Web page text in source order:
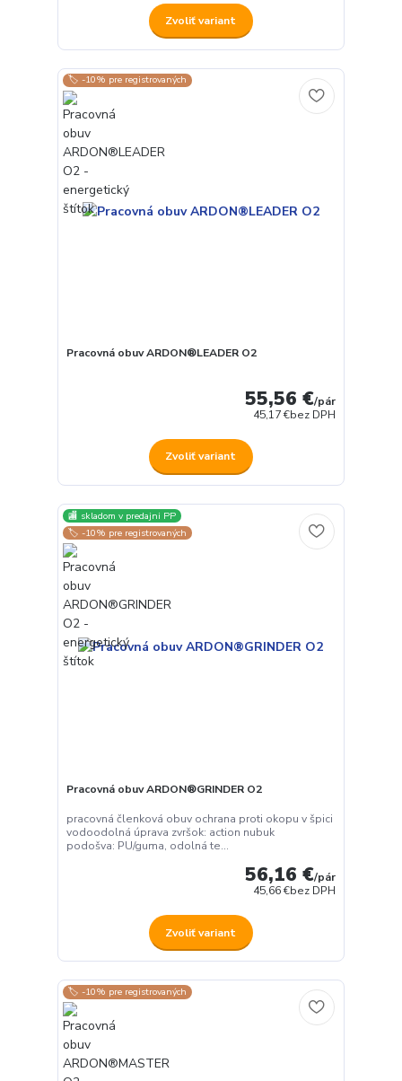
Zvoliť variant
🏷️ -10% pre registrovaných
Pracovná obuv ARDON®LEADER O2
55,56 €/pár
45,17 €bez DPH
Zvoliť variant
🏬 skladom v predajni PP
🏷️ -10% pre registrovaných
Pracovná obuv ARDON®GRINDER O2
pracovná členková obuv ochrana proti okopu v špici
vodoodolná úprava zvršok: action nubuk
podošva: PU/guma, odolná te...
56,16 €/pár
45,66 €bez DPH
Zvoliť variant
🏷️ -10% pre registrovaných